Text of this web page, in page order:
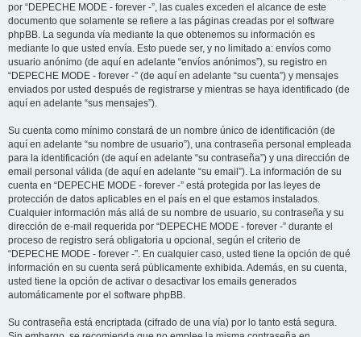
por “DEPECHE MODE - forever -”, las cuales exceden el alcance de este
documento que solamente se refiere a las páginas creadas por el software
phpBB. La segunda vía mediante la que obtenemos su información es
mediante lo que usted envía. Esto puede ser, y no limitado a: envíos como
usuario anónimo (de aquí en adelante “envíos anónimos”), su registro en
“DEPECHE MODE - forever -” (de aquí en adelante “su cuenta”) y mensajes
enviados por usted después de registrarse y mientras se haya identificado (de
aquí en adelante “sus mensajes”).
Su cuenta como mínimo constará de un nombre único de identificación (de
aquí en adelante “su nombre de usuario”), una contraseña personal empleada
para la identificación (de aquí en adelante “su contraseña”) y una dirección de
email personal válida (de aquí en adelante “su email”). La información de su
cuenta en “DEPECHE MODE - forever -” está protegida por las leyes de
protección de datos aplicables en el país en el que estamos instalados.
Cualquier información más allá de su nombre de usuario, su contraseña y su
dirección de e-mail requerida por “DEPECHE MODE - forever -” durante el
proceso de registro será obligatoria u opcional, según el criterio de
“DEPECHE MODE - forever -”. En cualquier caso, usted tiene la opción de qué
información en su cuenta será públicamente exhibida. Además, en su cuenta,
usted tiene la opción de activar o desactivar los emails generados
automáticamente por el software phpBB.
Su contraseña está encriptada (cifrado de una vía) por lo tanto está segura.